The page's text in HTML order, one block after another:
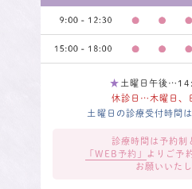
★土曜日午後
休診日…木曜日、
土曜日の診療受付時間
診療時間は予約制
「WEB予約」 よりご予
お願いいたし